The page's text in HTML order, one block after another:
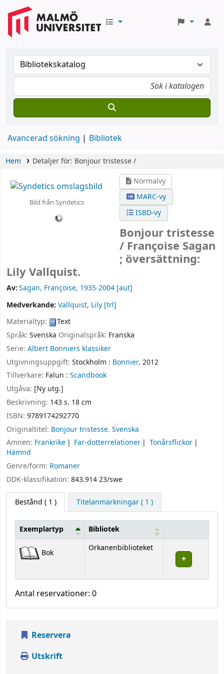
Avancerad sökning Bibliotek
Hem Detaljer för: Bonjour tristesse /
Bild från Syndetics
Normalvy
MARC-vy
ISBD-vy
Bonjour tristesse
/ Françoise Sagan
; översättning:
Lily Vallquist.
Av:Sagan, Françoise, 1935-2004 [aut]
Medverkande: Vallquist, Lily [trl]
Materialtyp:
Text
Språk: Svenska Originalspråk: Franska
Serie: Albert Bonniers klassiker
Utgivningsuppgift: Stockholm : Bonnier, 2012
Tillverkare: Falun : Scandbook
Utgåva: [Ny utg.]
Beskrivning: 143 s. 18 cm
ISBN: 9789174292770
Originaltitel: Bonjour tristesse. Svenska
Ämnen: Frankrike Far-dotterrelationer
Tonårsflickor
Hämnd
Genre/form: Romaner
DDK-klassifikation: 843.914 23/swe
Bestånd ( 1 ) Titelanmärkningar ( 1 )
Bestånd
Exemplartyp Bibliotek
Bok Orkanenbiblioteket
Antal reservationer: 0
Reservera
Utskrift